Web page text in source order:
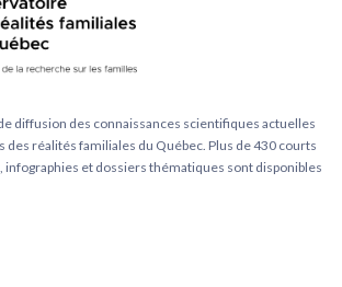
diffusion des connaissances scientifiques actuelles
réalités familiales du Québec. Plus de 430 courts
infographies et dossiers thématiques sont disponibles